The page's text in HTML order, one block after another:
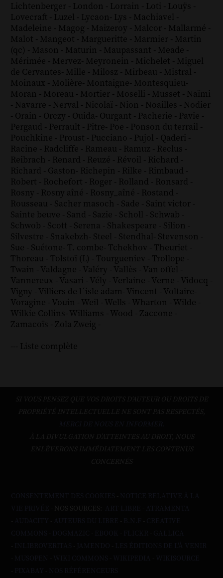
Lichtenberger - London - Lorrain - Loti - Louÿs -
Lovecraft - Luzel - Lycaon- Lys - Machiavel -
Madeleine - Magog - Maizeroy - Malcor - Mallarmé -
Malot - Mangeot - Margueritte - Marmier - Martin
(qc) - Mason - Maturin - Maupassant - Meade -
Mérimée - Mervez- Meyronein - Michelet - Miguel
de Cervantes- Mille - Milosz - Mirbeau - Mistral -
Moinaux - Molière- Montaigne- Montesquieu-
Moran - Moreau - Mortier - Moselli - Musset - Naïmi
- Navarre - Nerval - Nicolaï - Nion - Noailles - Nodier
- Orain - Orczy - Ouida- Ourgant - Pacherie - Pavie -
Pergaud - Perrault - Pitre- Poe - Ponson du terrail -
Pouchkine - Proust - Pucciano - Pujol - Qaderi -
Racine - Radcliffe - Rameau - Ramuz - Reclus -
Reibrach - Renard - Reuzé - Révoil - Richard -
Richard - Gaston- Richepin - Rilke - Rimbaud -
Robert - Rochefort - Roger - Rolland - Ronsard -
Rosny - Rosny aîné - Rosny_aîné - Rostand -
Rousseau - Sacher masoch - Sade - Saint victor -
Sainte beuve - Sand - Sazie - Scholl - Schwab -
Schwob - Scott - Serena - Shakespeare - Silion -
Silvestre - Snakebzh- Steel - Stendhal- Stevenson -
Sue - Suétone- T. combe- Tchekhov - Theuriet -
Thoreau - Tolstoï (L) - Tourgueniev - Trollope -
Twain - Valdagne - Valéry - Vallès - Van offel -
Vannereux - Vasari - Vély - Verlaine - Verne - Vidocq -
Vigny - Villiers de l´isle adam- Vincent - Voltaire-
Voragine - Vouin - Weil - Wells - Wharton - Wilde -
Wilkie Collins- Williams - Wood - Zaccone -
Zamacoïs - Zola Zweig -
--- Liste complète